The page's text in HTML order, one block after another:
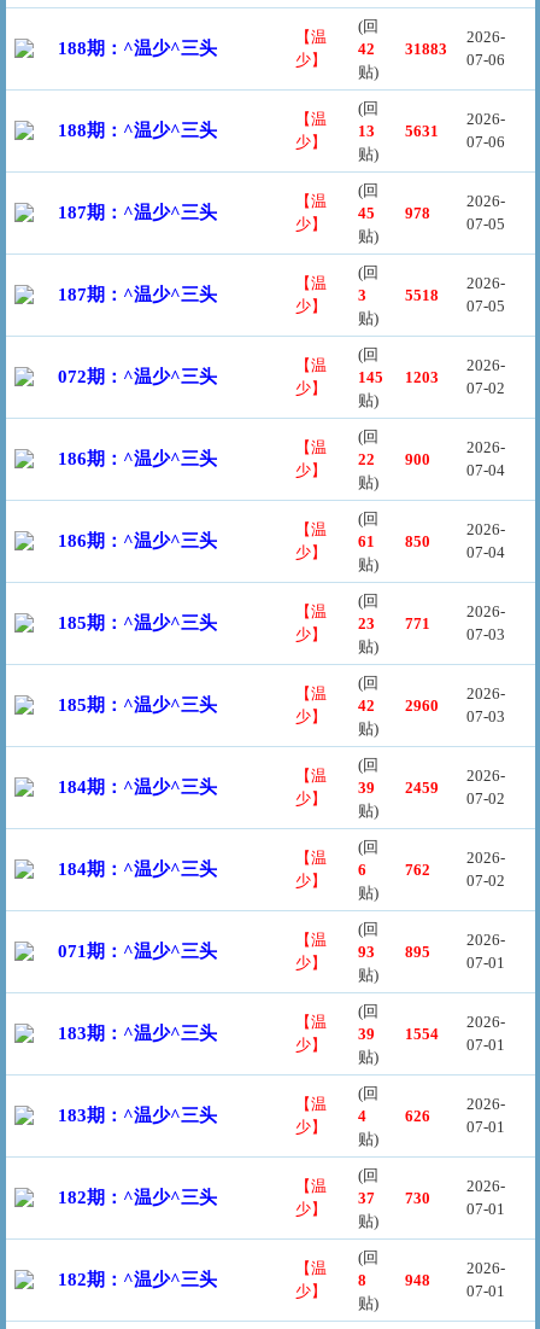
188期：^温少^三头
【温
少】
(回
42
贴)
31883
2026-
07-06
188期：^温少^三头
【温
少】
(回
13
贴)
5631
2026-
07-06
187期：^温少^三头
【温
少】
(回
45
贴)
978
2026-
07-05
187期：^温少^三头
【温
少】
(回
3
贴)
5518
2026-
07-05
072期：^温少^三头
【温
少】
(回
145
贴)
1203
2026-
07-02
186期：^温少^三头
【温
少】
(回
22
贴)
900
2026-
07-04
186期：^温少^三头
【温
少】
(回
61
贴)
850
2026-
07-04
185期：^温少^三头
【温
少】
(回
23
贴)
771
2026-
07-03
185期：^温少^三头
【温
少】
(回
42
贴)
2960
2026-
07-03
184期：^温少^三头
【温
少】
(回
39
贴)
2459
2026-
07-02
184期：^温少^三头
【温
少】
(回
6
贴)
762
2026-
07-02
071期：^温少^三头
【温
少】
(回
93
贴)
895
2026-
07-01
183期：^温少^三头
【温
少】
(回
39
贴)
1554
2026-
07-01
183期：^温少^三头
【温
少】
(回
4
贴)
626
2026-
07-01
182期：^温少^三头
【温
少】
(回
37
贴)
730
2026-
07-01
182期：^温少^三头
【温
少】
(回
8
贴)
948
2026-
07-01